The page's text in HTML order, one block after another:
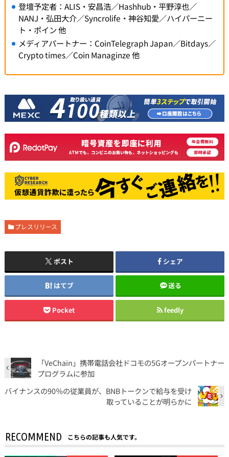
登壇予定者：ALIS・安昌浩／Hashhub・平野淳也／
NANJ・弘田大介／Syncrolife・神谷知愛／ハイパーニー
ト・ポイン 他
メディアパートナー：CoinTelegraph Japan／Bitdays／
Crypto times／Coin Managinze 他
プレスリリース
ポスト シェア
はてブ 送る
Pocket feedly
「VeChain」携帯電話会社ドコモの5Gオープンパートナー
プログラムに参加
バイナンスの90％の従業員が、BNBトークンで給与を受け
取っていることが明らかに
RECOMMEND こちらの記事も人気です。